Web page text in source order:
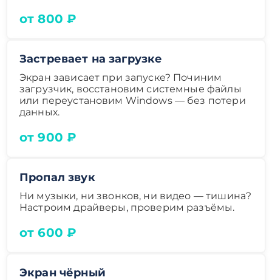
от 800 ₽
Застревает на загрузке
Экран зависает при запуске? Починим
загрузчик, восстановим системные файлы
или переустановим Windows — без потери
данных.
от 900 ₽
Пропал звук
Ни музыки, ни звонков, ни видео — тишина?
Настроим драйверы, проверим разъёмы.
от 600 ₽
Экран чёрный